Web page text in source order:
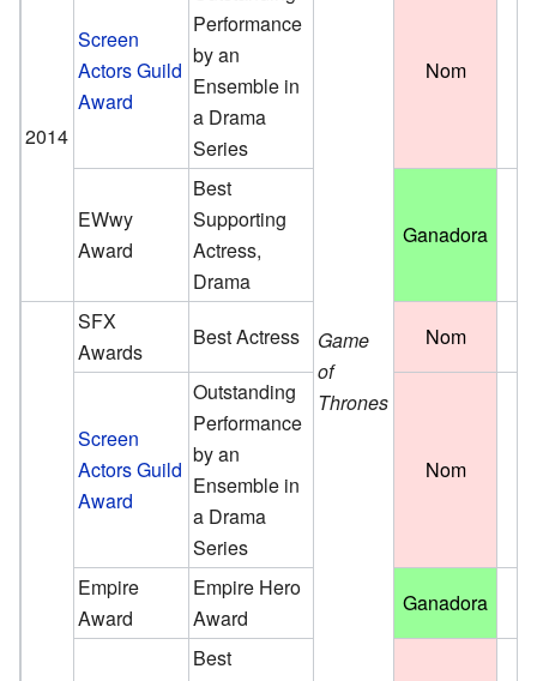
2014
Screen
Actors Guild
Award
Performance
by an
Ensemble in
a Drama
Series
Game
of
Thrones
Nom
EWwy
Award
Best
Supporting
Actress,
Drama
Ganadora
SFX
Awards
Best Actress Nom
Screen
Actors Guild
Award
Outstanding
Performance
by an
Ensemble in
a Drama
Series
Nom
Empire
Award
Empire Hero
Award
Ganadora
Best